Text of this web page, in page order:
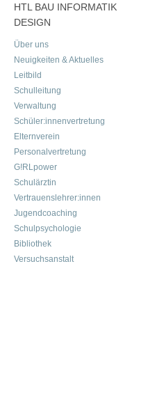
HTL BAU INFORMATIK
DESIGN
Über uns
Neuigkeiten & Aktuelles
Leitbild
Schulleitung
Verwaltung
Schüler:innenvertretung
Elternverein
Personalvertretung
G!RLpower
Schulärztin
Vertrauenslehrer:innen
Jugendcoaching
Schulpsychologie
Bibliothek
Versuchsanstalt